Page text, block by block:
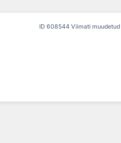
ID 608544 Viimati muudetud